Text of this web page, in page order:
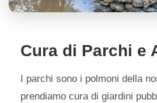
Cura di Parchi e
I parchi sono i polmoni della
prendiamo cura di giardini